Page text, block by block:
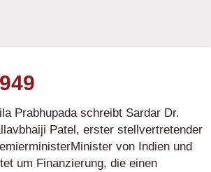
Prabhupada schreibt Sardar Dr.
Patel, erster stellvertretender
von Indien und
um Finanzierung, die einen